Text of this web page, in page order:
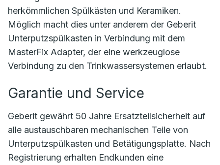
herkömmlichen Spülkästen und Keramiken.
Möglich macht dies unter anderem der Geberit
Unterputzspülkasten in Verbindung mit dem
MasterFix Adapter, der eine werkzeuglose
Verbindung zu den Trinkwassersystemen erlaubt.
Garantie und Service
Geberit gewährt 50 Jahre Ersatzteilsicherheit auf
alle austauschbaren mechanischen Teile von
Unterputzspülkasten und Betätigungsplatte. Nach
Registrierung erhalten Endkunden eine